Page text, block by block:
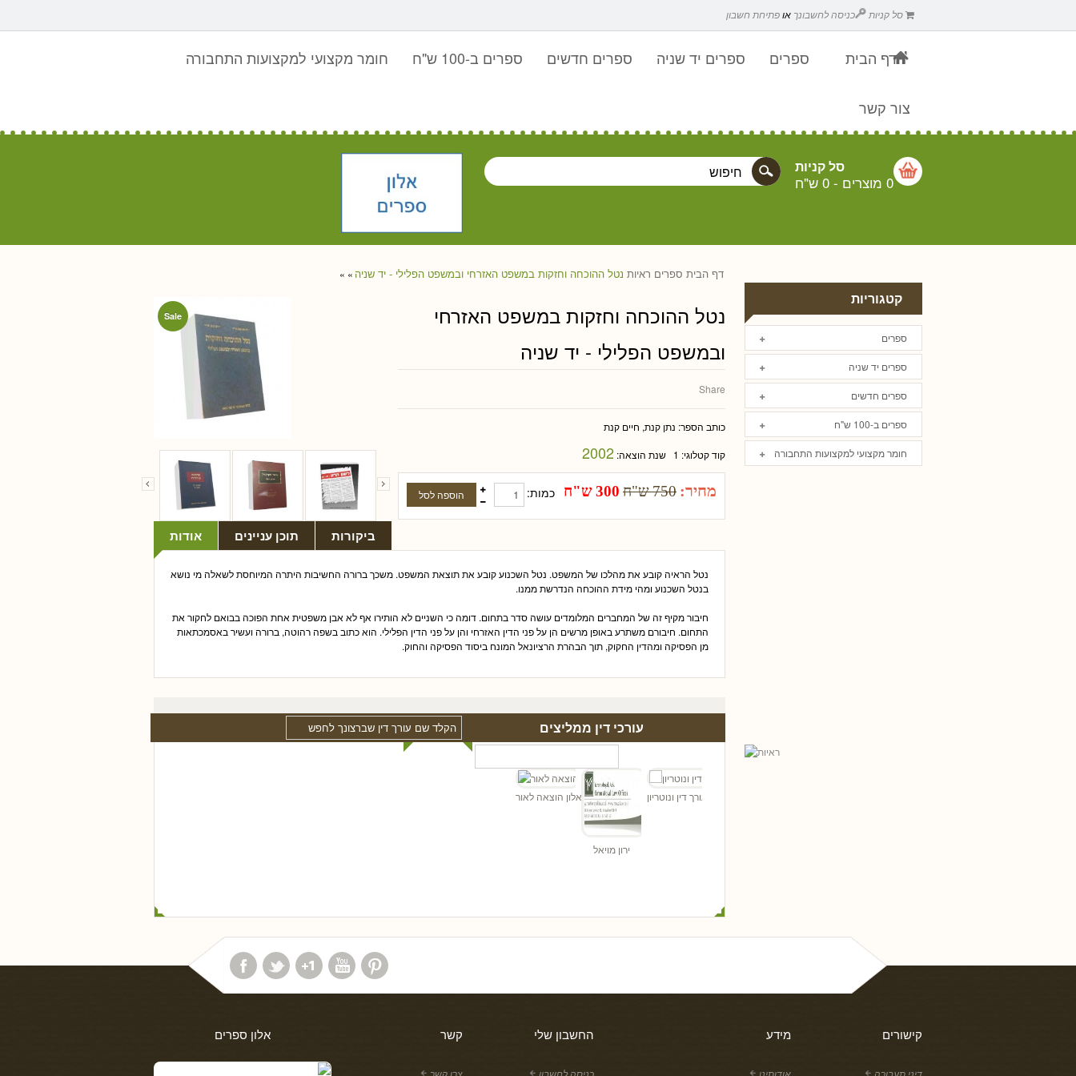
סל קניות כניסה לחשבונך אופתיחת חשבון
דף הבית ספרים ספרים יד שניה ספרים חדשים ספרים ב-100 ש"ח חומר מקצועי למקצועות התחבורה
צור קשר
סל קניות
0 מוצרים - 0 ש"ח
דף הבית » ספרים ראיות » נטל ההוכחה וחזקות במשפט האזרחי ובמשפט הפלילי - יד שניה
Sale
נטל ההוכחה וחזקות במשפט האזרחי
ובמשפט הפלילי - יד שניה
Share
כותב הספר: נתן קנת, חיים קנת
קוד קטלוגי: 1 שנת הוצאה:2002
מחיר: 750 ש"ח 300 ש"ח כמות:
אודות תוכן עניינים ביקורות
נטל הראיה קובע את מהלכו של המשפט. נטל השכנוע קובע את תוצאת המשפט. משכך ברורה החשיבות היתרה המיוחסת לשאלה מי נושא
בנטל השכנוע ומהי מידת ההוכחה הנדרשת ממנו.
חיבור מקיף זה של המחברים המלומדים עושה סדר בתחום. דומה כי השניים לא הותירו אף לא אבן משפטית אחת הפוכה בבואם לחקור את
התחום. חיבורם משתרע באופן מרשים הן על פני הדין האזרחי והן על פני הדין הפלילי. הוא כתוב בשפה רהוטה, ברורה ועשיר באסמכתאות
מן הפסיקה ומהדין החקוק, תוך הבהרת הרציונאל המונח ביסוד הפסיקה והחוק.
עורכי דין ממליצים
אלון הוצאה לאור
ירון מויאל
שי כהן - עורך דין ונוטריון
קטגוריות
ספרים
ספרים יד שניה
ספרים חדשים
ספרים ב-100 ש"ח
חומר מקצועי למקצועות התחבורה
אלון ספרים קשר
צרו קשר
החשבון שלי
כניסה לחשבון
מידע
אודותינו
קישורים
דיני תעבורה